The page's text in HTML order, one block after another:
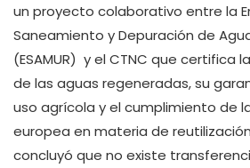
un proyecto colaborativo entre la
Saneamiento y Depuración de
(ESAMUR) y el CTNC que certifica
de las aguas regeneradas, su
uso agrícola y el cumplimiento de
europea en materia de
concluyó que no existe